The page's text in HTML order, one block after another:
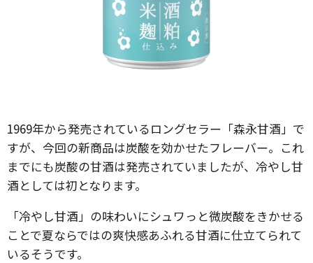
1969年から発売されているロングセラー「森永甘酒」で
すが、今回の新商品は炭酸を効かせたフレーバー。これ
までにも炭酸の甘酒は発売されていましたが、冷やし甘
酒としては初となります。
「冷やし甘酒」の味わいにシュワっと微炭酸をきかせる
ことで夏ならではの爽快感あふれる甘酒に仕立てられて
いるそうです。